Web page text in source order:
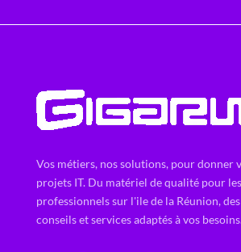
Vos métiers, nos solutions, pour donner
projets IT. Du matériel de qualité pour les
professionnels sur l'ile de la Réunion, des
conseils et services adaptés à vos